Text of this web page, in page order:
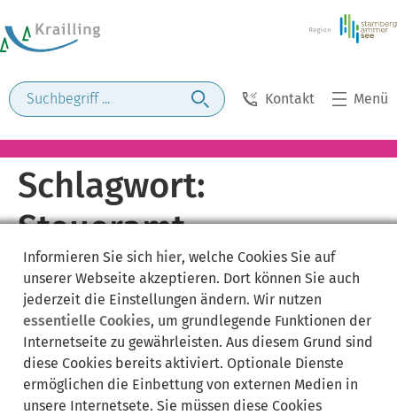
Kontakt Menü
Schlagwort:
Steueramt
Informieren Sie sich hier, welche Cookies Sie auf
unserer Webseite akzeptieren. Dort können Sie auch
jederzeit die Einstellungen ändern. Wir nutzen
essentielle Cookies, um grundlegende Funktionen der
Internetseite zu gewährleisten. Aus diesem Grund sind
diese Cookies bereits aktiviert. Optionale Dienste
ermöglichen die Einbettung von externen Medien in
unsere Internetsete. Sie müssen diese Cookies